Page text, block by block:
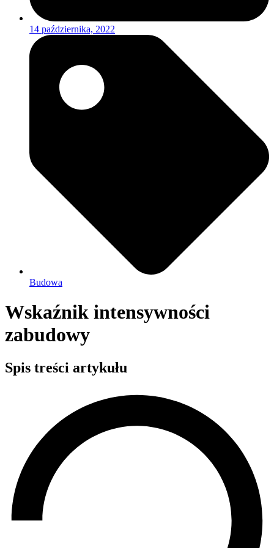
14 października, 2022
Budowa
Wskaźnik intensywności
zabudowy
Spis treści artykułu